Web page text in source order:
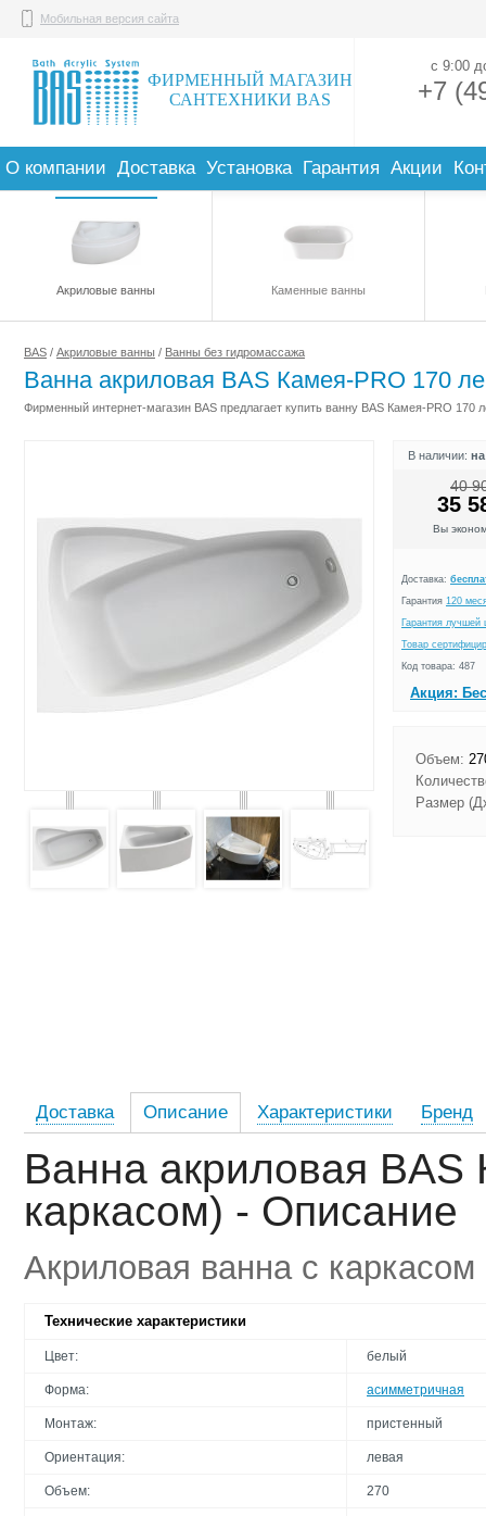
ФИРМЕННЫЙ МАГАЗИН
САНТЕХНИКИ BAS
Мобильная версия сайта
+7
с 9:00
О компании Доставка Установка Гарантия Акции
Акриловые ванны Каменные ванны
BAS / Акриловые ванны / Ванны без гидромассажа
Ванна акриловая BAS Камея-PRO 170
Фирменный интернет-магазин BAS предлагает купить ванну BAS Камея-PRO
В наличии:
40
35
Вы
Доставка:
Гарантия 120
Гарантия лучшей
Товар
Код товара: 487
Акция:
Объем:
Размер
Доставка Описание Характеристики Бренд
Ванна акриловая
каркасом) - Описание
Акриловая ванна с
Технические характеристики
Цвет: белый
Форма: асимметричная
Монтаж: пристенный
Ориентация: левая
Объем: 270